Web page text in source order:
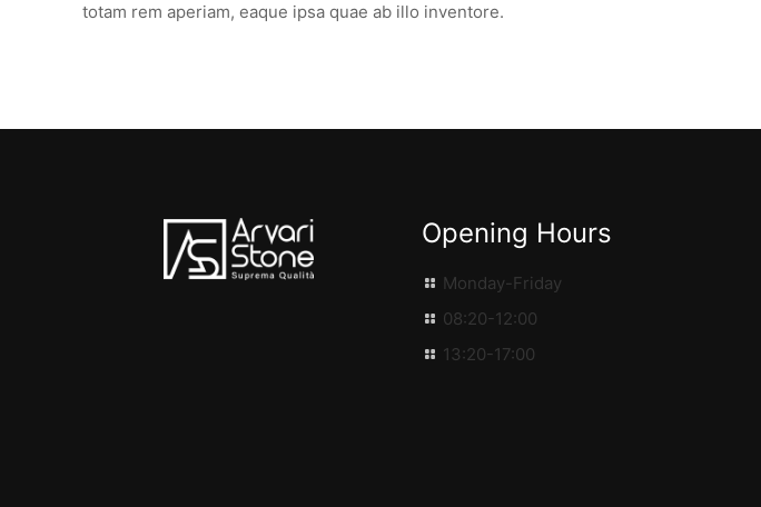
totam rem aperiam, eaque ipsa quae ab illo inventore.
Opening Hours
Monday-Friday
08:20-12:00
13:20-17:00